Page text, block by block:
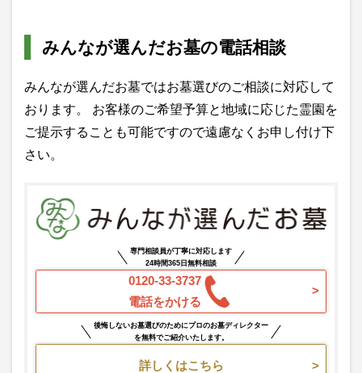
みんなが選んだお墓の電話相談
みんなが選んだお墓ではお墓選びのご相談に対応して
おります。 お客様のご希望予算と地域に応じた霊園を
ご提示することも可能ですので遠慮なくお申し付け下
さい。
専門相談員が丁寧に対応します
24時間365日無料相談
0120-33-3737
電話をかける
後悔しないお墓選びのためにプロのお墓ディレクター
を無料でご紹介いたします。
詳しくはこちら